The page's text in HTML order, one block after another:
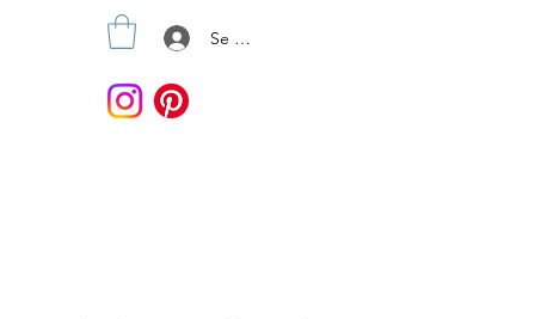
Se connecter